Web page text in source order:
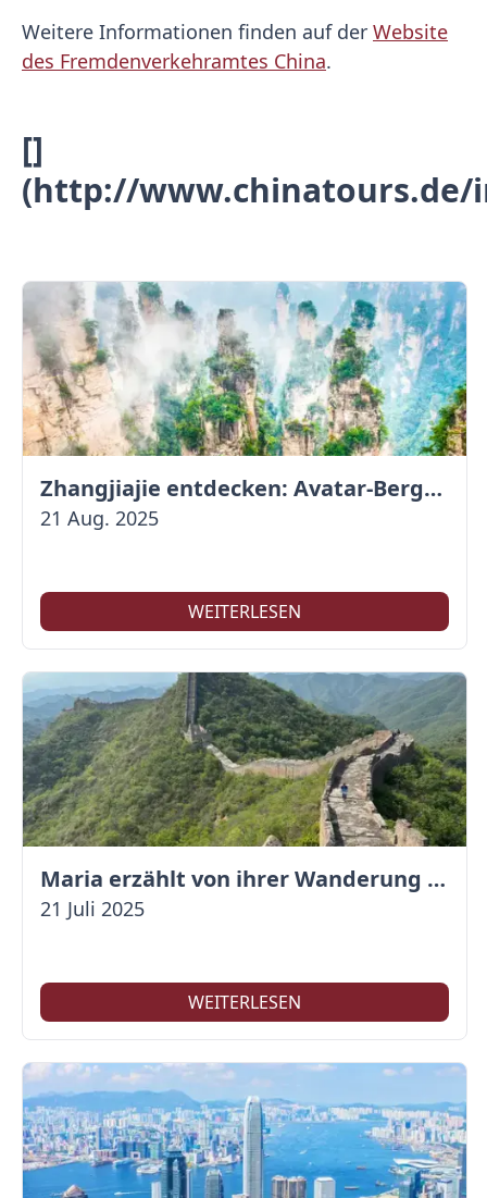
Weitere Informationen finden auf der Website
des Fremdenverkehramtes China.
[]
(http://www.chinatours.de/
Zhangjiajie entdecken: Avatar-Berge & Altstadt von Fenghuang
21 Aug. 2025
WEITERLESEN
Maria erzählt von ihrer Wanderung auf der Großen Mauer
21 Juli 2025
WEITERLESEN